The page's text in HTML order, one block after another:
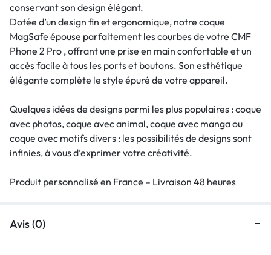
conservant son design élégant.
Dotée d’un design fin et ergonomique, notre coque
MagSafe épouse parfaitement les courbes de votre CMF
Phone 2 Pro , offrant une prise en main confortable et un
accès facile à tous les ports et boutons. Son esthétique
élégante complète le style épuré de votre appareil.
Quelques idées de designs parmi les plus populaires : coque
avec photos, coque avec animal, coque avec manga ou
coque avec motifs divers : les possibilités de designs sont
infinies, à vous d’exprimer votre créativité.
Produit personnalisé en France – Livraison 48 heures
Avis (0)